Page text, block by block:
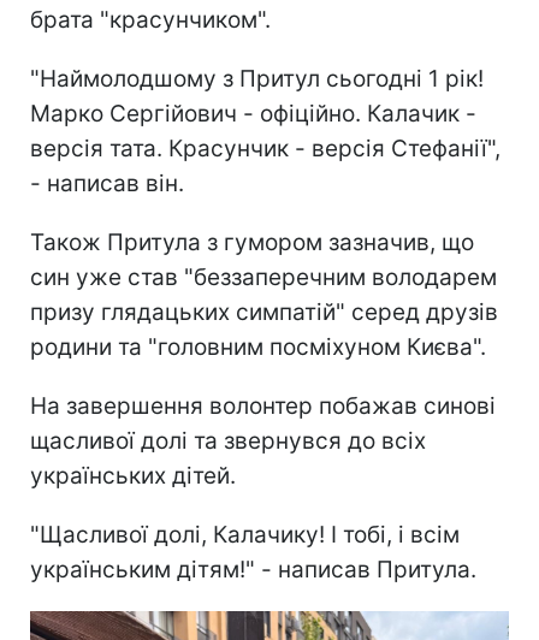
брата "красунчиком".
"Наймолодшому з Притул сьогодні 1 рік!
Марко Сергійович - офіційно. Калачик -
версія тата. Красунчик - версія Стефанії",
- написав він.
Також Притула з гумором зазначив, що
син уже став "беззаперечним володарем
призу глядацьких симпатій" серед друзів
родини та "головним посміхуном Києва".
На завершення волонтер побажав синові
щасливої долі та звернувся до всіх
українських дітей.
"Щасливої долі, Калачику! І тобі, і всім
українським дітям!" - написав Притула.